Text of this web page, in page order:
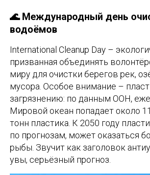
🌊 Международный день
водоёмов
International Cleanup Day –
призванная объединять
миру для очистки берегов рек,
мусора. Особое внимание –
загрязнению: по данным ООН,
Мировой океан попадает около
тонн пластика. К 2050 году
по прогнозам, может оказаться
рыбы. Звучит как заголовок
увы, серьёзный прогноз.